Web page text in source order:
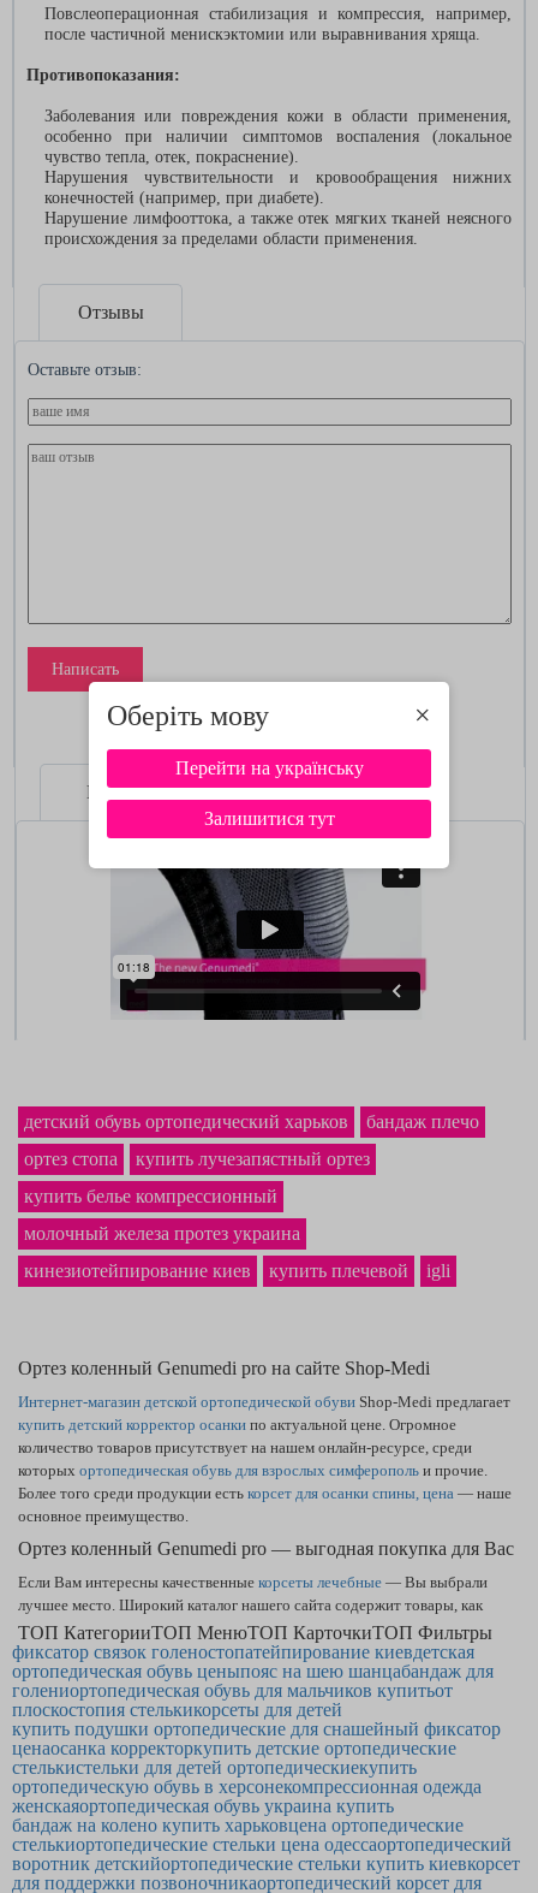
Оберіть мову ×
Перейти на українську
Залишитися тут
Повслеоперационная стабилизация и компрессия, например,
после частичной менискэктомии или выравнивания хряща.
Противопоказания:
Заболевания или повреждения кожи в области применения,
особенно при наличии симптомов воспаления (локальное
чувство тепла, отек, покраснение).
Нарушения чувствительности и кровообращения нижних
конечностей (например, при диабете).
Нарушение лимфооттока, а также отек мягких тканей неясного
происхождения за пределами области применения.
Отзывы
Оставьте отзыв:
Написать
Видео
детский обувь ортопедический харьков
бандаж плечо
ортез стопа
купить лучезапястный ортез
купить белье компрессионный
молочный железа протез украина
кинезиотейпирование киев
купить плечевой igli
Ортез коленный Genumedi pro на сайте Shop-Medi
Интернет-магазин детской ортопедической обуви Shop-Medi предлагает
купить детский корректор осанки по актуальной цене. Огромное
количество товаров присутствует на нашем онлайн-ресурсе, среди
которых ортопедическая обувь для взрослых симферополь и прочие.
Более того среди продукции есть корсет для осанки спины, цена — наше
основное преимущество.
Ортез коленный Genumedi pro — выгодная покупка для Вас
Если Вам интересны качественные корсеты лечебные — Вы выбрали
лучшее место. Широкий каталог нашего сайта содержит товары, как
стельки плоскостопие — купитьполучится, заполнив заявку на покупку.
В нашем магазине самая лучшая по рынкуцена на ортопедическую
подушкув Броварах и по другим регионам Украины. Хорошийкорсет для
поддержки позвоночникалегко станет продуктом, которым Вы
обрадуетесь.
ТОП КатегорииТОП МенюТОП КарточкиТОП Фильтры
фиксатор связок голеностопатейпирование киевдетская
ортопедическая обувь ценыпояс на шею шанцабандаж для
голениортопедическая обувь для мальчиков купитьот
плоскостопия стелькикорсеты для детей
купить подушки ортопедические для снашейный фиксатор
ценаосанка корректоркупить детские ортопедические
стелькистельки для детей ортопедическиекупить
ортопедическую обувь в херсонекомпрессионная одежда
женскаяортопедическая обувь украина купить
бандаж на колено купить харьковцена ортопедические
стелькиортопедические стельки цена одессаортопедический
воротник детскийортопедические стельки купить киевкорсет
для поддержки позвоночникаортопедический корсет для